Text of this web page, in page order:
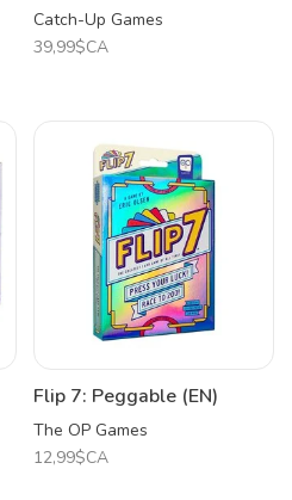
Catch-Up Games
39,99$CA
Flip 7: Peggable (EN)
The OP Games
12,99$CA